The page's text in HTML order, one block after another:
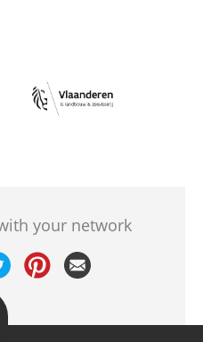
Afbeelding
your network